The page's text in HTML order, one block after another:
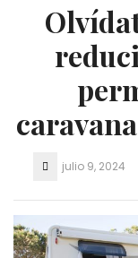
julio 9, 2024